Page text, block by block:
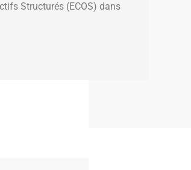
Structurés (ECOS) dans